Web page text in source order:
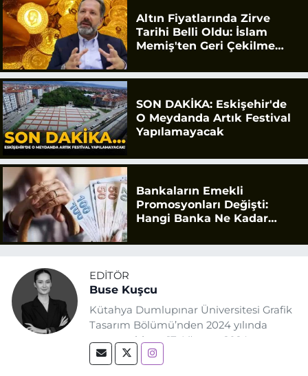
Altın Fiyatlarında Zirve
Tarihi Belli Oldu: İslam
Memiş'ten Geri Çekilme
SON DAKİKA: Eskişehir'de
O Meydanda Artık Festival
Yapılamayacak
Bankaların Emekli
Promosyonları Değişti:
Hangi Banka Ne Kadar
EDITÖR
Buse Kuşcu
Kütahya Dumlupınar Üniversitesi Grafik
Tasarım Bölümü’nden 2024 yılında
mezun oldum. 17 Ağustos 2024
tarihinde, Grafik Tasarım alanında staj